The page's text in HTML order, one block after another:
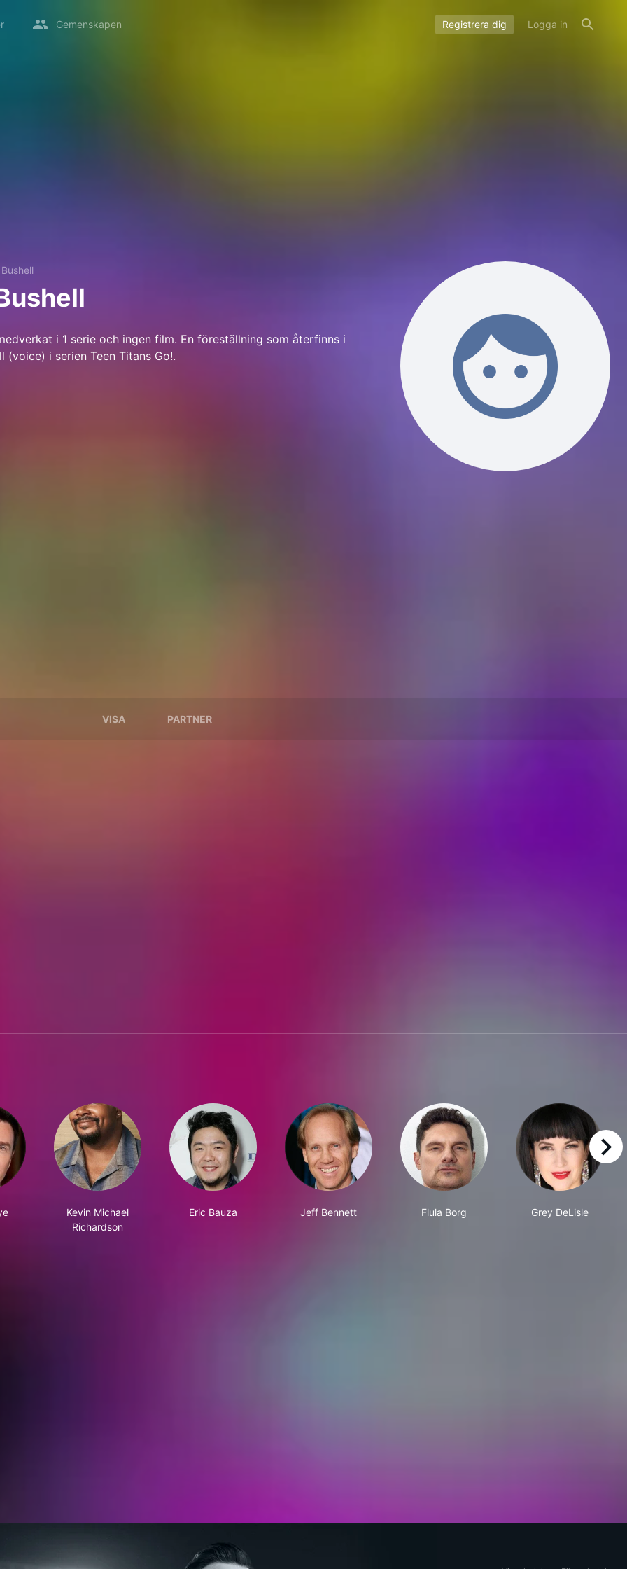
Gemenskapen Registrera dig Logga in
i 1 serie och ingen film. En föreställning som återfinns i
(voice) i serien Teen Titans Go!.
VISA PARTNER
Kevin Michael
Richardson
Eric Bauza Jeff Bennett Flula Borg Grey DeLisle
right